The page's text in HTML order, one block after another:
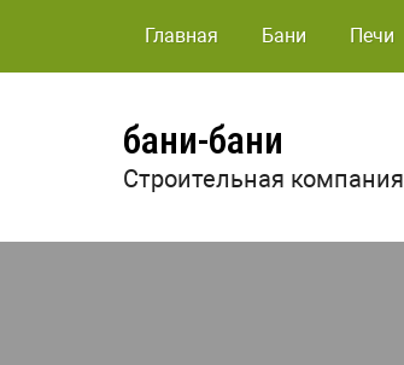
Главная Бани Печи
бани-бани
Строительная компания